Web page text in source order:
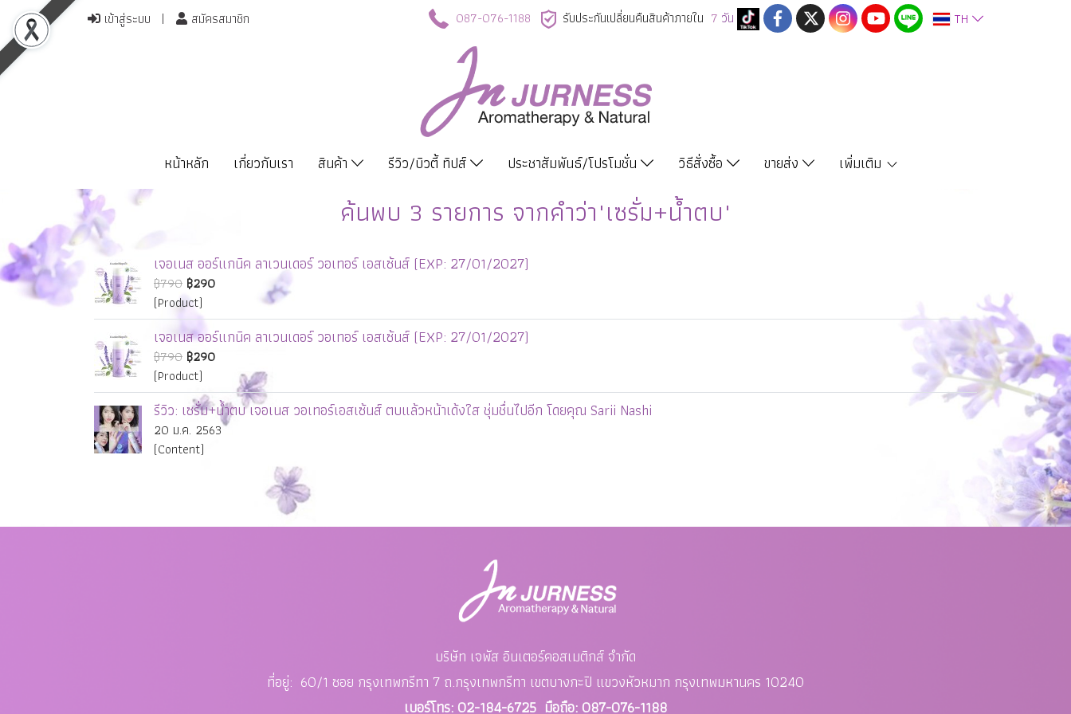
เข้าสู่ระบบ สมัครสมาชิก 087-076-1188 รับประกันเปลี่ยนคืนสินค้าภายใน 7 วัน TH
หน้าหลัก เกี่ยวกับเรา สินค้า รีวิว/บิวตี้ ทิปส์ ประชาสัมพันธ์/โปรโมชั่น วิธีสั่งซื้อ ขายส่ง เพิ่มเติม
ค้นพบ 3 รายการ จากคำว่า"เซรั่ม+น้ำตบ"
เจอเนส ออร์แกนิค ลาเวนเดอร์ วอเทอร์ เอสเซ้นส์ (EXP: 27/01/2027)
฿790 ฿290
(Product)
เจอเนส ออร์แกนิค ลาเวนเดอร์ วอเทอร์ เอสเซ้นส์ (EXP: 27/01/2027)
฿790 ฿290
(Product)
รีวิว: เซรั่ม+น้ำตบ เจอเนส วอเทอร์เอสเซ้นส์ ตบแล้วหน้าเด้งใส ชุ่มชื่นไปอีก โดยคุณ Sarii Nashi
20 ม.ค. 2563
(Content)
บริษัท เจพัส อินเตอร์คอสเมติกส์ จำกัด
ที่อยู่: 60/1 ซอย กรุงเทพกรีทา 7 ถ.กรุงเทพกรีทา เขตบางกะปิ แขวงหัวหมาก กรุงเทพมหานคร 10240
เบอร์โทร: 02-184-6725 มือถือ: 087-076-1188